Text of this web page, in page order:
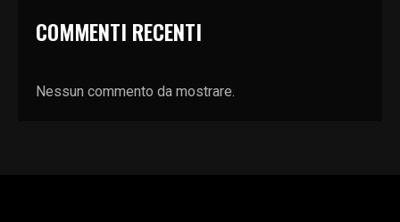
COMMENTI RECENTI
Nessun commento da mostrare.